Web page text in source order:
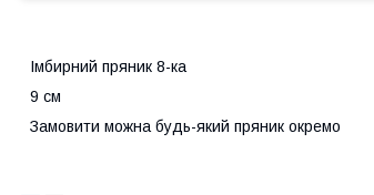
Імбирний пряник 8-ка
9 см
Замовити можна будь-який пряник окремо